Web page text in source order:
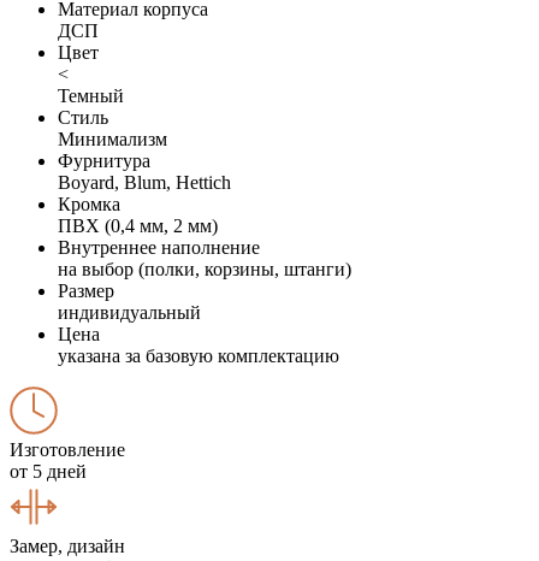
Материал корпуса
ДСП
Цвет
<
Темный
Стиль
Минимализм
Фурнитура
Boyard, Blum, Hettich
Кромка
ПВХ (0,4 мм, 2 мм)
Внутреннее наполнение
на выбор (полки, корзины, штанги)
Размер
индивидуальный
Цена
указана за базовую комплектацию
Изготовление
от 5 дней
Замер, дизайн